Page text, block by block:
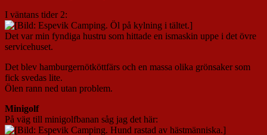
I väntans tider 2:
Det var min fyndiga hustru som hittade en ismaskin uppe i det övre
servicehuset.
Det blev hamburgernötköttfärs och en massa olika grönsaker som
fick svedas lite.
Ölen rann ned utan problem.
Minigolf
På väg till minigolfbanan såg jag det här: